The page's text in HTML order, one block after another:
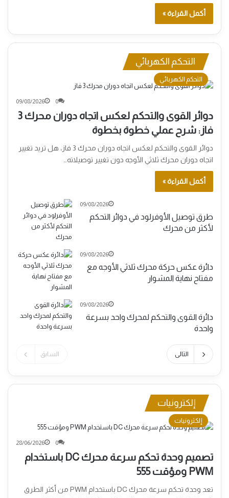
أكمل القراءة »
التحكم الكهربائي
التحكم الكهربائي
09/08/2026 0
دوائر القوى والتحكم لعكس اتجاه دوران محرك 3
فاز: شرح عملي خطوة بخطوة
دوائر القوى والتحكم لعكس اتجاه دوران محرك 3 فاز، هل تريد تغيير
اتجاه دوران محرك ثلاثي الأوجه دون تغيير توصيلاته…
أكمل القراءة »
09/08/2026
طرق توصيل الأوفرلود في دوائر التحكم
لأكثر من محرك
09/08/2026
دائرة عكس حركة محرك ثلاثي الأوجه مع
مفتاح نهاية المشوار
09/08/2026
دائرة القوى والتحكم لمحرك واحد بسرعة
واحدة
السابق التالى
إلكترونيات
إلكترونيات
28/06/2026 0
تصميم وحدة تحكم سرعة محرك DC باستخدام
PWM ومؤقت 555
تعد وحدة تحكم سرعة محرك DC باستخدام PWM من أكثر الطرق